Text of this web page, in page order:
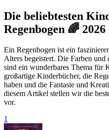
Die beliebtesten
Regenbogen 🌈 2026
Ein Regenbogen ist ein
Alters begeistert. Die Farben und
sind ein wunderbares Thema für
großartige Kinderbücher, die
haben und die Fantasie und
diesem Artikel stellen wir die
vor.
1